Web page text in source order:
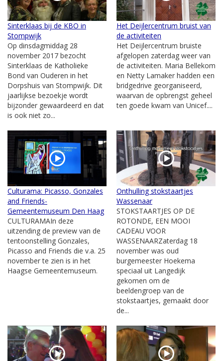
Sinterklaas bij de KBO in
Stompwijk
Op dinsdagmiddag 28
november 2017 bezocht
Sinterklaas de Katholieke
Bond van Ouderen in het
Dorpshuis van Stompwijk. Dit
jaarlijkse bezoekje wordt
bijzonder gewaardeerd en dat
is ook niet zo...
Het Deijlercentrum bruist van
de activiteiten
Het Deijlercentrum bruiste
afgelopen zaterdag weer van
de activiteiten. Maria Bellekom
en Netty Lamaker hadden een
bridgedrive georganiseerd,
waarvan de opbrengst geheel
ten goede kwam van Unicef....
Culturama: Picasso, Gonzales
and Friends-
Gemeentemuseum Den Haag
CULTURAMAIn deze
uitzending de preview van de
tentoonstelling Gonzales,
Picasso and Friends die v.a. 25
november te zien is in het
Haagse Gemeentemuseum.
Onthulling stokstaartjes
Wassenaar
STOKSTAARTJES OP DE
ROTONDE, EEN MOOI
CADEAU VOOR
WASSENAARZaterdag 18
november was oud
burgemeester Hoekema
speciaal uit Langedijk
gekomen om de
beeldengroep van de
stokstaartjes, gemaakt door
de...